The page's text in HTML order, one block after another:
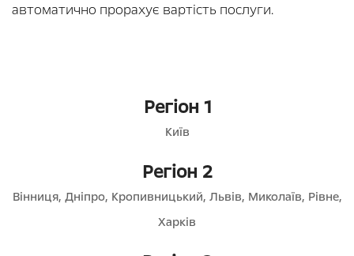
автоматично прорахує вартість послуги.